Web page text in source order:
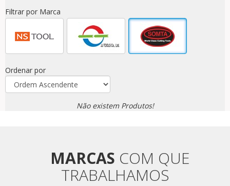
Filtrar por Marca
Ordenar por
Não existem Produtos!
MARCAS COM QUE
TRABALHAMOS